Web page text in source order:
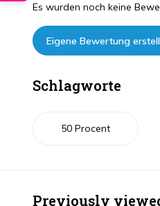
Es wurden noch keine
Eigene Bewertung
Schlagworte
50 Procent
Previously